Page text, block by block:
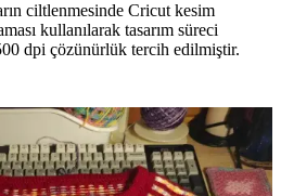
ciltlenmesinde Cricut kesim
kullanılarak tasarım süreci
dpi çözünürlük tercih edilmiştir.